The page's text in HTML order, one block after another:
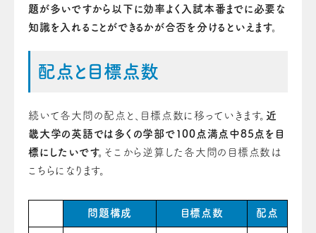
題が多いですから以下に効率よく入試本番までに必要な
知識を入れることができるかが合否を分けるといえます。
配点と目標点数
続いて各大問の配点と、目標点数に移っていきます。 近
畿大学の英語では多くの学部で100点満点中85点を目
標にしたいです。 そこから逆算した各大問の目標点数は
こちらになります。
問題構成 目標点数 配点